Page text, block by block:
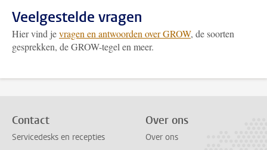
Veelgestelde vragen
Hier vind jevragen en antwoorden over GROW, de soorten
gesprekken, de GROW-tegel en meer.
Contact
Servicedesks en recepties
Over ons
Over ons